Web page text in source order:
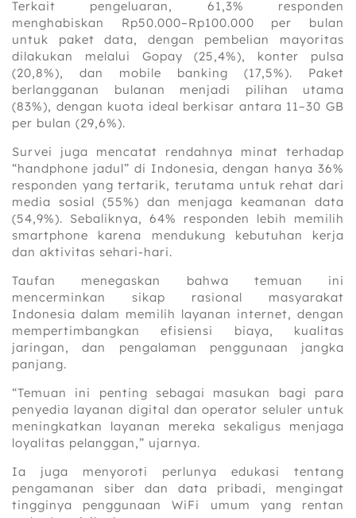
Terkait pengeluaran, 61,3% responden
menghabiskan Rp50.000–Rp100.000 per bulan
untuk paket data, dengan pembelian mayoritas
dilakukan melalui Gopay (25,4%), konter pulsa
(20,8%), dan mobile banking (17,5%). Paket
berlangganan bulanan menjadi pilihan utama
(83%), dengan kuota ideal berkisar antara 11–30 GB
per bulan (29,6%).
Survei juga mencatat rendahnya minat terhadap
“handphone jadul” di Indonesia, dengan hanya 36%
responden yang tertarik, terutama untuk rehat dari
media sosial (55%) dan menjaga keamanan data
(54,9%). Sebaliknya, 64% responden lebih memilih
smartphone karena mendukung kebutuhan kerja
dan aktivitas sehari-hari.
Taufan menegaskan bahwa temuan ini
mencerminkan sikap rasional masyarakat
Indonesia dalam memilih layanan internet, dengan
mempertimbangkan efisiensi biaya, kualitas
jaringan, dan pengalaman penggunaan jangka
panjang.
“Temuan ini penting sebagai masukan bagi para
penyedia layanan digital dan operator seluler untuk
meningkatkan layanan mereka sekaligus menjaga
loyalitas pelanggan,” ujarnya.
Ia juga menyoroti perlunya edukasi tentang
pengamanan siber dan data pribadi, mengingat
tingginya penggunaan WiFi umum yang rentan